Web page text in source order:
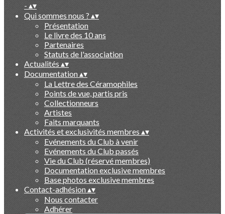
- ▴▾
Qui sommes nous ? ▴▾
Présentation
Le livre des 10 ans
Partenaires
Statuts de l'association
Actualités ▴▾
Documentation▴▾
La Lettre des Céramophiles
Points de vue, partis pris
Collectionneurs
Artistes
Faits marquants
Activités et exclusivités membres ▴▾
Evénements du Club à venir
Evénements du Club passés
Vie du Club (réservé membres)
Documentation exclusive membres
Base photos exclusive membres
Contact-adhésion▴▾
Nous contacter
Adhérer